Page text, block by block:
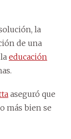
la
de una
educación
aseguró que
más bien se